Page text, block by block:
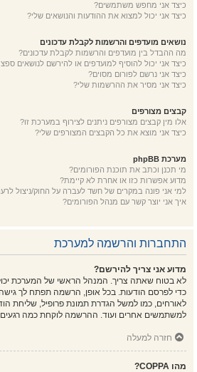
כיצד אני מחפש משתמשים?
כיצד אני יכול למצוא את ההודעות והנושאים שלי?
נושאים מועדפים והרשמות לקבלת עדכונים
מה ההבדל בין מועדפים והרשמות לקבלת עדכונים?
כיצד אני יכול להוסיף למועדפים או להירשם לנושאים
כיצד אני נרשם לפורום מסוים?
כיצד אני מסיר את ההרשמות שלי?
קבצים מצורפים
אלו מין קבצים מצורפים ניתנים לצירוף במערכת זו?
כיצד אני מוצא את כל הקבצים המצורפים שלי?
מערכת phpBB
מי תכנן וכתב את תוכנת הפורומים?
מדוע אפשרות כזו או אחרת לא קיימת?
למי אני פונה במקרים של חשד לעברה על החוק/ניצול
איך אני יוצר קשר עם מנהל הפורומים?
התחברות והרשמה למערכת
מדוע אני צריך להירשם?
לא בטוח שאתה צריך. המנהל הראשי של המערכת
כדי לפרסם הודעות. בכל אופן, הרשמה תפתח לך גישה
לאורחים, כמו למשל הגדרת תמונת פרופיל, שליחת
למשתמשים אחרים ועוד. ההרשמה לוקחת כמה
חזרה למעלה
מהו COPPA?